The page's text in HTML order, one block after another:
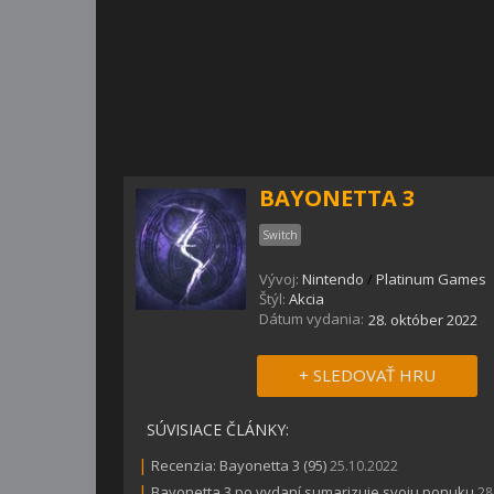
BAYONETTA 3
Switch
Vývoj: Nintendo / Platinum Games
Štýl: Akcia
Dátum vydania: 28. október 2022
+ SLEDOVAŤ HRU
SÚVISIACE ČLÁNKY:
| Recenzia: Bayonetta 3 (95)25.10.2022